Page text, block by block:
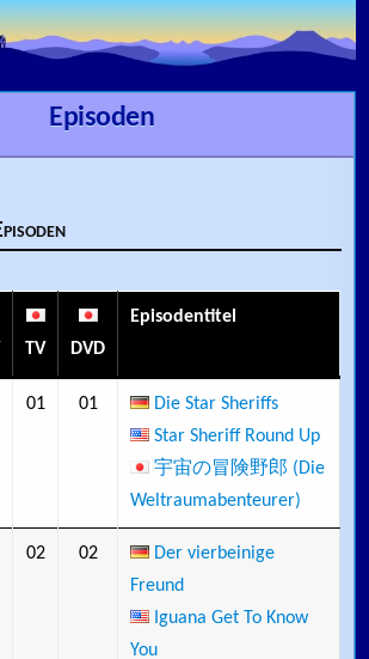
Episoden
TV DVD
Episodentitel
01 01
Die Star Sheriffs
Star Sheriff Round Up
宇宙の冒険野郎 (Die
Weltraumabenteurer)
02 02
Der vierbeinige
Freund
Iguana Get To Know
You